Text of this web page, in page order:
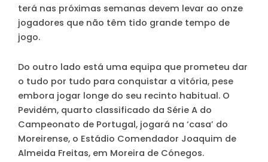
terá nas próximas semanas devem levar ao onze
jogadores que não têm tido grande tempo de
jogo.
Do outro lado está uma equipa que prometeu dar
o tudo por tudo para conquistar a vitória, pese
embora jogar longe do seu recinto habitual. O
Pevidém, quarto classificado da Série A do
Campeonato de Portugal, jogará na ‘casa’ do
Moreirense, o Estádio Comendador Joaquim de
Almeida Freitas, em Moreira de Cónegos.